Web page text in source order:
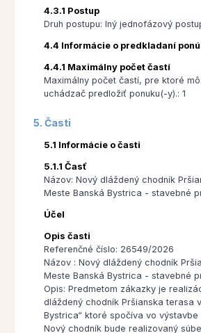
4.3.1 Postup
Druh postupu: Iný jednofázový
4.4 Informácie o predkladaní
4.4.1 Maximálny počet častí
Maximálny počet častí, pre ktoré
uchádzač predložiť ponuku(-y).: 1
5. Časti
5.1 Informácie o časti
5.1.1 Časť
Názov: Nový dláždený chodník
Meste Banská Bystrica - stavebné
Účel
Opis časti
Referenčné číslo: 26549/2026
Názov : Nový dláždený chodník
Meste Banská Bystrica - stavebné
Opis: Predmetom zákazky je
dláždený chodník Pršianska terasa
Bystrica“ ktoré spočíva vo výstavbe
Nový chodník bude realizovaný